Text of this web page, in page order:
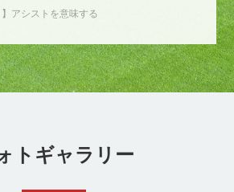
】アシストを意味する
トギャラリー